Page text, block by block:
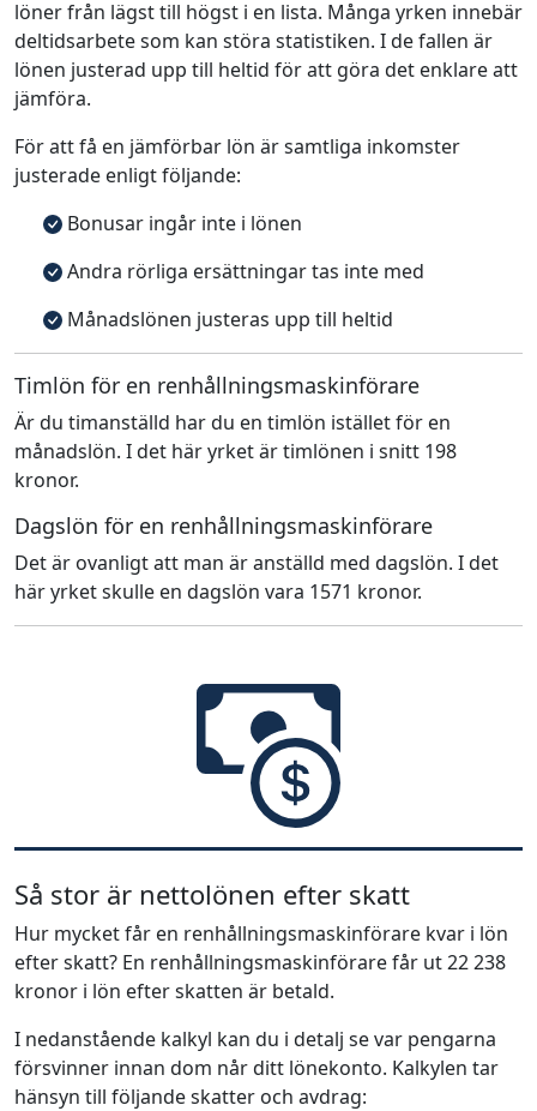
löner från lägst till högst i en lista. Många yrken innebär
deltidsarbete som kan störa statistiken. I de fallen är
lönen justerad upp till heltid för att göra det enklare att
jämföra.
För att få en jämförbar lön är samtliga inkomster
justerade enligt följande:
Bonusar ingår inte i lönen
Andra rörliga ersättningar tas inte med
Månadslönen justeras upp till heltid
Timlön för en renhållningsmaskinförare
Är du timanställd har du en timlön istället för en
månadslön. I det här yrket är timlönen i snitt 198
kronor.
Dagslön för en renhållningsmaskinförare
Det är ovanligt att man är anställd med dagslön. I det
här yrket skulle en dagslön vara 1571 kronor.
Så stor är nettolönen efter skatt
Hur mycket får en renhållningsmaskinförare kvar i lön
efter skatt? En renhållningsmaskinförare får ut 22 238
kronor i lön efter skatten är betald.
I nedanstående kalkyl kan du i detalj se var pengarna
försvinner innan dom når ditt lönekonto. Kalkylen tar
hänsyn till följande skatter och avdrag: